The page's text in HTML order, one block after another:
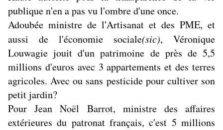
publique n'en a pas vu l'ombre d'une once.
Adoubée ministre de l'Artisanat et des PME, et
aussi de l'économie sociale(sic), Véronique
Louwagie jouit d'un patrimoine de près de 5,5
millions d'euros avec 3 appartements et des terres
agricoles. Avec ou sans pesticide pour cultiver son
petit jardin?
Pour Jean Noël Barrot, ministre des affaires
extérieures du patronat français, c'est 5 millions